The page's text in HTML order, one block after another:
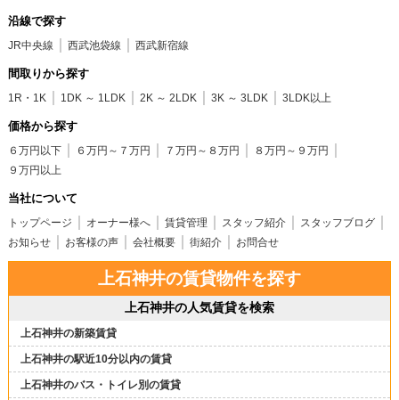
沿線で探す
JR中央線 西武池袋線 西武新宿線
間取りから探す
1R・1K 1DK ～ 1LDK 2K ～ 2LDK 3K ～ 3LDK 3LDK以上
価格から探す
６万円以下 ６万円～７万円 ７万円～８万円
８万円～９万円
９万円以上
当社について
トップページ オーナー様へ 賃貸管理 スタッフ紹介
スタッフブログ
お知らせ
お客様の声 会社概要 街紹介 お問合せ
上石神井の賃貸物件を探す
上石神井の人気賃貸を検索
上石神井の新築賃貸
上石神井の駅近10分以内の賃貸
上石神井のバス・トイレ別の賃貸